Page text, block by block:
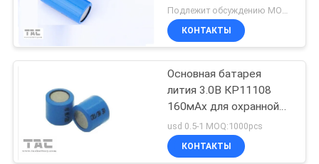
CR123A 1300mAh
Li/MnO2 основная
КОНТАКТЫ
Основная батарея
лития 3.0В КР11108
160мАх для охранной
сигнализации
usd 0.5-1 MOQ:1000pcs
КОНТАКТЫ